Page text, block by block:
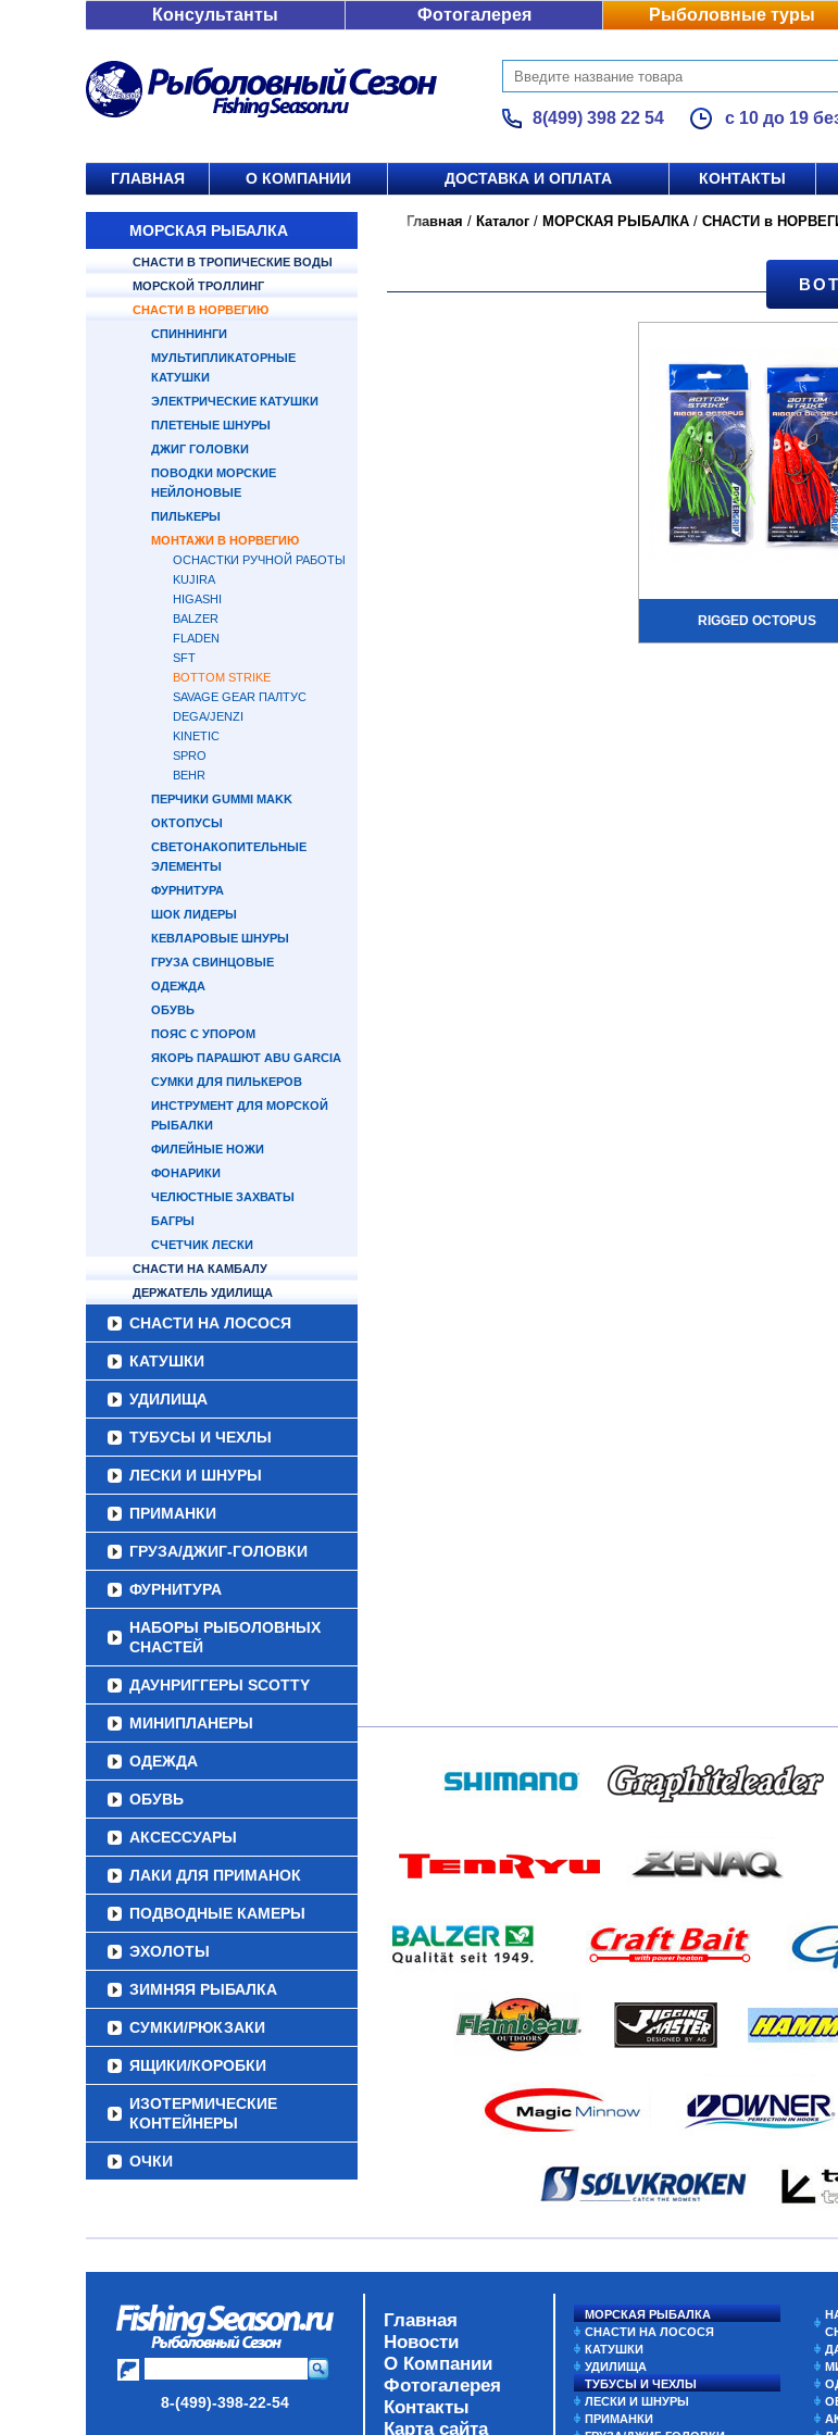
Консультанты Фотогалерея Рыболовные туры
8(499) 398 22 54 с 10 до 19
ГЛАВНАЯ О КОМПАНИИ ДОСТАВКА И ОПЛАТА КОНТАКТЫ
МОРСКАЯ РЫБАЛКА
СНАСТИ В ТРОПИЧЕСКИЕ ВОДЫ
МОРСКОЙ ТРОЛЛИНГ
СНАСТИ В НОРВЕГИЮ
СПИННИНГИ
МУЛЬТИПЛИКАТОРНЫЕ
КАТУШКИ
ЭЛЕКТРИЧЕСКИЕ КАТУШКИ
ПЛЕТЕНЫЕ ШНУРЫ
ДЖИГ ГОЛОВКИ
ПОВОДКИ МОРСКИЕ
НЕЙЛОНОВЫЕ
ПИЛЬКЕРЫ
МОНТАЖИ В НОРВЕГИЮ
ОСНАСТКИ РУЧНОЙ РАБОТЫ
KUJIRA
HIGASHI
BALZER
FLADEN
SFT
BOTTOM STRIKE
SAVAGE GEAR ПАЛТУС
DEGA/JENZI
KINETIC
SPRO
BEHR
ПЕРЧИКИ GUMMI MAKK
ОКТОПУСЫ
СВЕТОНАКОПИТЕЛЬНЫЕ
ЭЛЕМЕНТЫ
ФУРНИТУРА
ШОК ЛИДЕРЫ
КЕВЛАРОВЫЕ ШНУРЫ
ГРУЗА СВИНЦОВЫЕ
ОДЕЖДА
ОБУВЬ
ПОЯС С УПОРОМ
ЯКОРЬ ПАРАШЮТ ABU GARCIA
СУМКИ ДЛЯ ПИЛЬКЕРОВ
ИНСТРУМЕНТ ДЛЯ МОРСКОЙ
РЫБАЛКИ
ФИЛЕЙНЫЕ НОЖИ
ФОНАРИКИ
ЧЕЛЮСТНЫЕ ЗАХВАТЫ
БАГРЫ
СЧЕТЧИК ЛЕСКИ
СНАСТИ НА КАМБАЛУ
ДЕРЖАТЕЛЬ УДИЛИЩА
СНАСТИ НА ЛОСОСЯ
КАТУШКИ
УДИЛИЩА
ТУБУСЫ И ЧЕХЛЫ
ЛЕСКИ И ШНУРЫ
ПРИМАНКИ
ГРУЗА/ДЖИГ-ГОЛОВКИ
ФУРНИТУРА
НАБОРЫ РЫБОЛОВНЫХ
СНАСТЕЙ
ДАУНРИГГЕРЫ SCOTTY
МИНИПЛАНЕРЫ
ОДЕЖДА
ОБУВЬ
АКСЕССУАРЫ
ЛАКИ ДЛЯ ПРИМАНОК
ПОДВОДНЫЕ КАМЕРЫ
ЭХОЛОТЫ
ЗИМНЯЯ РЫБАЛКА
СУМКИ/РЮКЗАКИ
ЯЩИКИ/КОРОБКИ
ИЗОТЕРМИЧЕСКИЕ
КОНТЕЙНЕРЫ
ОЧКИ
Главная / Каталог / МОРСКАЯ РЫБАЛКА / СНАСТИ в
RIGGED OCTOPUS
8-(499)-398-22-54
Главная
Новости
О Компании
Фотогалерея
Контакты
Карта сайта
МОРСКАЯ РЫБАЛКА
СНАСТИ НА ЛОСОСЯ
КАТУШКИ
УДИЛИЩА
ТУБУСЫ И ЧЕХЛЫ
ЛЕСКИ И ШНУРЫ
ПРИМАНКИ